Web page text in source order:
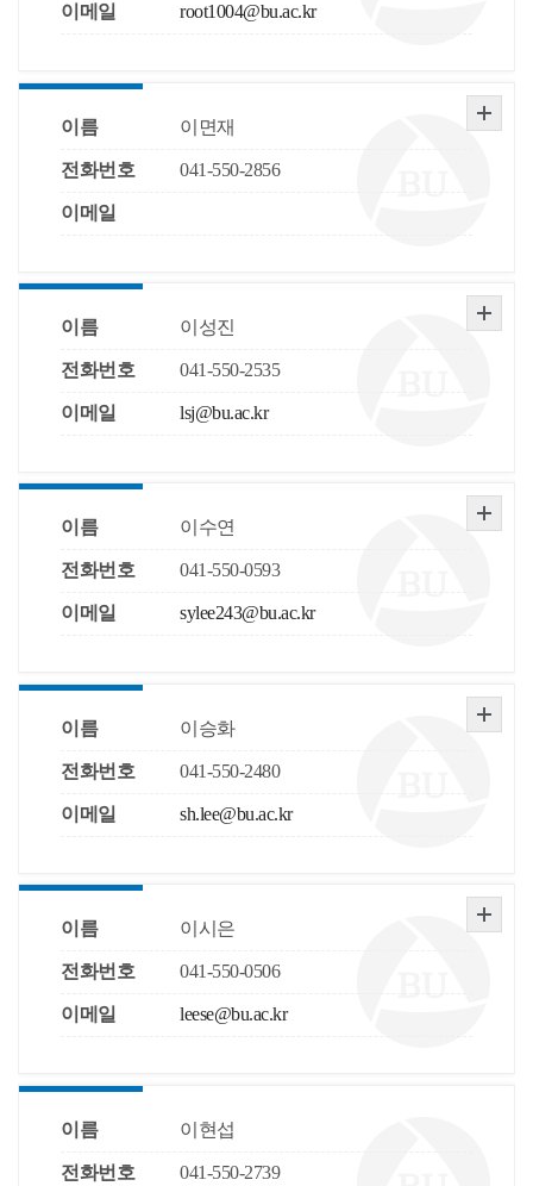
이메일 root1004@bu.ac.kr
이름 이면재
전화번호 041-550-2856
이메일
이름 이성진
전화번호 041-550-2535
이메일 lsj@bu.ac.kr
이름 이수연
전화번호 041-550-0593
이메일 sylee243@bu.ac.kr
이름 이승화
전화번호 041-550-2480
이메일 sh.lee@bu.ac.kr
이름 이시은
전화번호 041-550-0506
이메일 leese@bu.ac.kr
이름 이현섭
전화번호 041-550-2739